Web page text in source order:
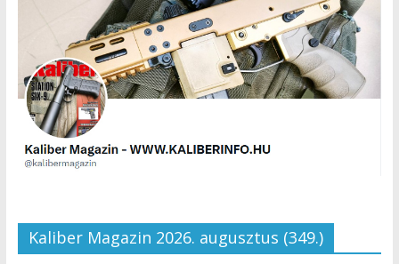
Kaliber Magazin 2026. augusztus (349.)